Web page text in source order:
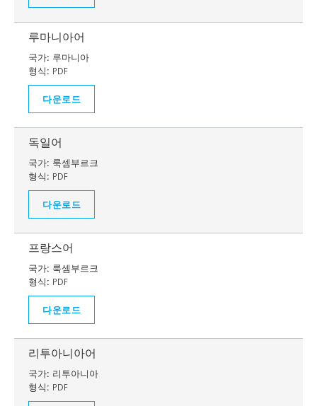
루마니아어
국가: 루마니아
형식: PDF
다운로드
독일어
국가: 룩셈부르크
형식: PDF
다운로드
프랑스어
국가: 룩셈부르크
형식: PDF
다운로드
리투아니아어
국가: 리투아니아
형식: PDF